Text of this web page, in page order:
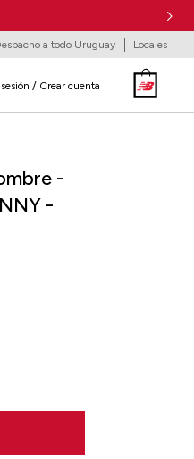
a todo Uruguay Locales
-
-